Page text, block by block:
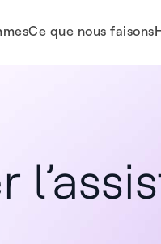
Ce que nous faisons